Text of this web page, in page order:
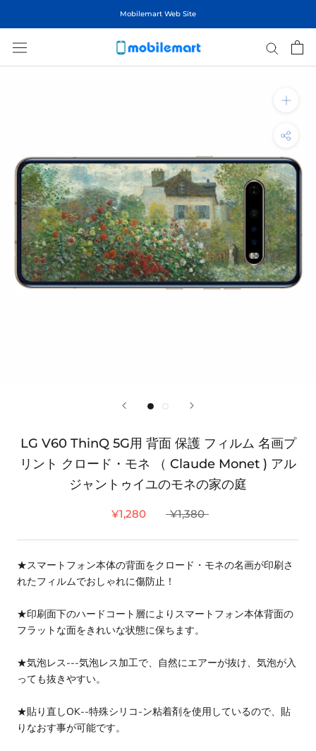
Mobilemart Web Site
LG V60 ThinQ 5G用 背面 保護 フィルム 名画プ
リント クロード・モネ （ Claude Monet ) アル
ジャントゥイユのモネの家の庭
¥1,280 ¥1,380
★スマートフォン本体の背面をクロード・モネの名画が印刷さ
れたフィルムでおしゃれに傷防止！
★印刷面下のハードコート層によりスマートフォン本体背面の
フラットな面をきれいな状態に保ちます。
★気泡レス---気泡レス加工で、自然にエアーが抜け、気泡が入
っても抜きやすい。
★貼り直しOK--特殊シリコ-ン粘着剤を使用しているので、貼
りなおす事が可能です。